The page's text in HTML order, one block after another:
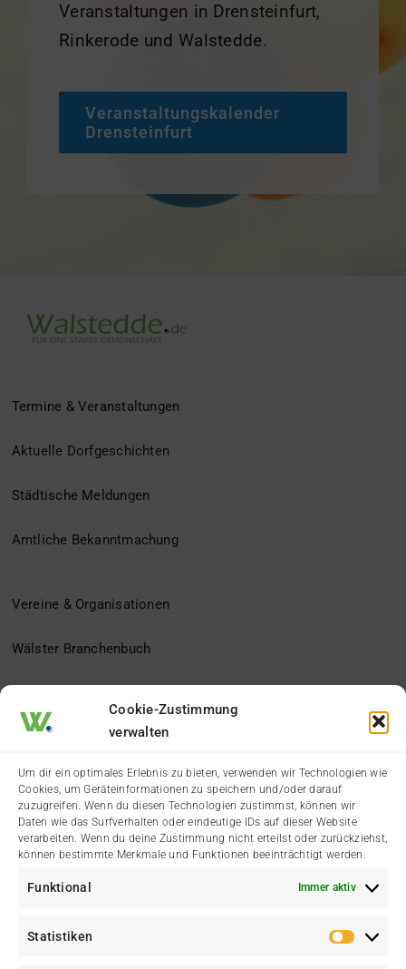
Cookie-Zustimmung
verwalten
Um dir ein optimales Erlebnis zu bieten, verwenden wir Technologien wie
Cookies, um Geräteinformationen zu speichern und/oder darauf
zuzugreifen. Wenn du diesen Technologien zustimmst, können wir
Daten wie das Surfverhalten oder eindeutige IDs auf dieser Website
verarbeiten. Wenn du deine Zustimmung nicht erteilst oder zurückziehst,
können bestimmte Merkmale und Funktionen beeinträchtigt werden.
Funktional Immer aktiv
Statistiken
Veranstaltungen in Drensteinfurt,
Rinkerode und Walstedde.
Veranstaltungskalender
Drensteinfurt
Termine & Veranstaltungen
Aktuelle Dorfgeschichten
Städtische Meldungen
Amtliche Bekanntmachung
Vereine & Organisationen
Wälster Branchenbuch
Datenschutzerklärung
Cookie-Richtlinie (EU)
Kontakt